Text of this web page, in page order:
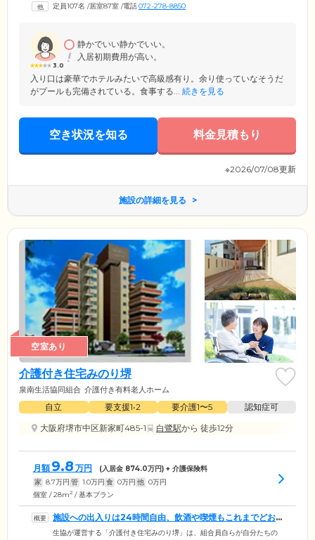
も、迅速かつ柔軟に対応することできます。見学にいらした際は、当ホ
定員107名 /居室87室 /電話072-278-8850
3.0
静かでいい静かでいい。
入居初期費用が高い。
入り口は豪華でホテルみたいで高級感有り。余り使っていなそうだ
がプールも完備されている。食事する... 続きを見る
空き状況を知る 料金見積もり
※2026/07/08更新
施設の詳細を見る
空室あり
介護付き住宅みのり堺
泉南生活協同組合 介護付き有料老人ホーム
自立 要支援1•2 要介護1〜5
認知症可
大阪府堺市中区新家町485-1
白鷺駅から 徒歩12分
月額 9.8 万円 (入居金 874.0万円) + 介護保険料
家 8.7万円 管 1.0万円 食 0万円 他 0万円
個室 / 28m2 / 基本プラン
施設への出入りは24時間自由、飲酒や喫煙もこれまでどお
り楽しめます
生協が運営する「介護付き住宅みのり堺」は、組合員自らが自分たちの